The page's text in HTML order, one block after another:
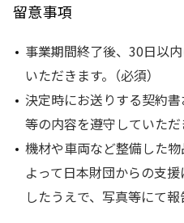
留意事項
事業期間終了後、30日以内
いただきます。（必須）
決定時にお送りする契約
等の内容を遵守していただ
機材や車両など整備した
よって日本財団からの支
したうえで、写真等にて報